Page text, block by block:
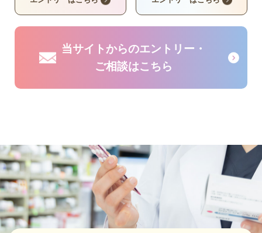
当サイトからのエントリー・
ご相談はこちら